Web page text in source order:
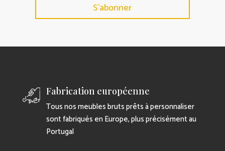
S'abonner
Fabrication européenne
Tous nos meubles bruts prêts à personnaliser
sont fabriqués en Europe, plus précisément au
Portugal